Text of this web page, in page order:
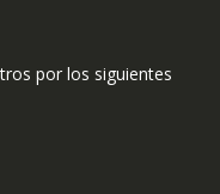
por los siguientes